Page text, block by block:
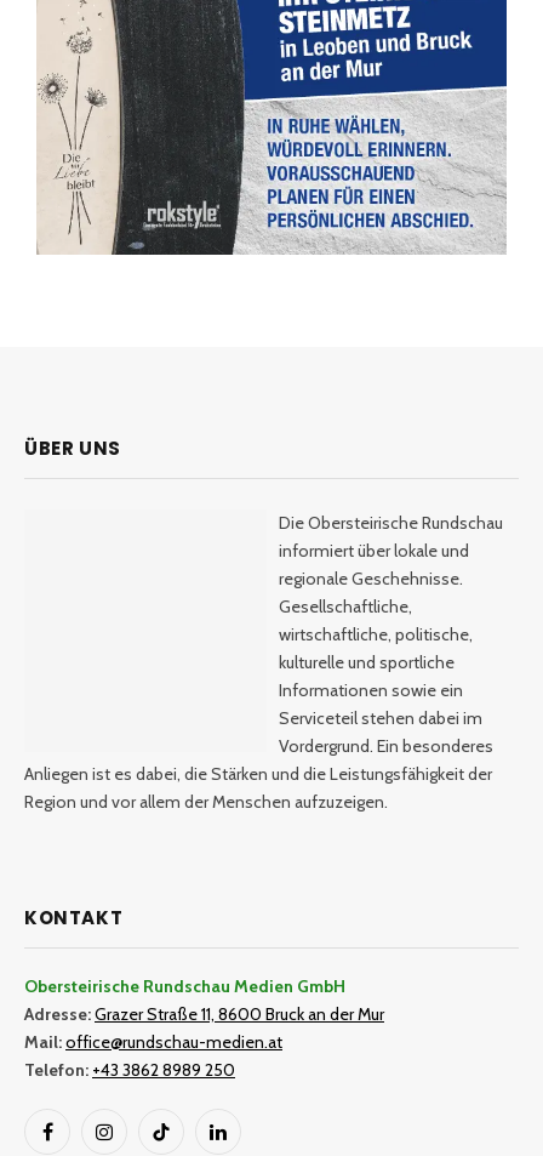
ÜBER UNS
Die Obersteirische Rundschau
informiert über lokale und
regionale Geschehnisse.
Gesellschaftliche,
wirtschaftliche, politische,
kulturelle und sportliche
Informationen sowie ein
Serviceteil stehen dabei im
Vordergrund. Ein besonderes
Anliegen ist es dabei, die Stärken und die Leistungsfähigkeit der
Region und vor allem der Menschen aufzuzeigen.
KONTAKT
Obersteirische Rundschau Medien GmbH
Adresse:Grazer Straße 11, 8600 Bruck an der Mur
Mail:office@rundschau-medien.at
Telefon: +43 3862 8989 250
FacebookInstagramTikTok LinkedIn